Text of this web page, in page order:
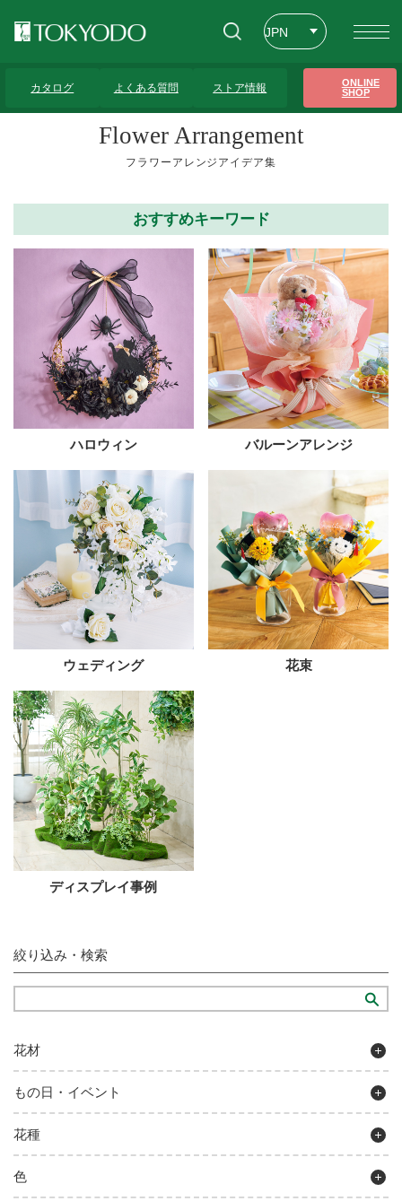
JPN
カタログ よくある質問 ストア情報
ONLINE
SHOP
ホワイト・クリア系 > 33ページ
Flower Arrangement
フラワーアレンジアイデア集
おすすめキーワード
ハロウィン バルーンアレンジ
ウェディング 花束
ディスプレイ事例
絞り込み・検索
花材
もの日・イベント
花種
色